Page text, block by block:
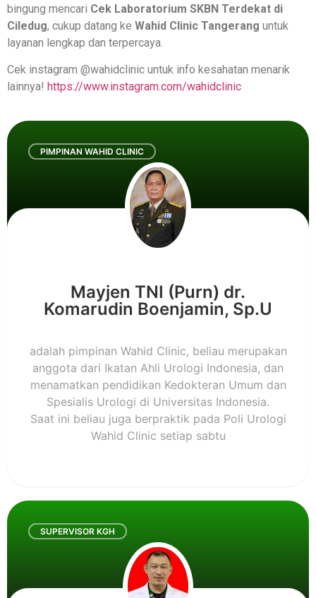
bingung mencari Cek Laboratorium SKBN Terdekat di
Ciledug, cukup datang ke Wahid Clinic Tangerang untuk
layanan lengkap dan terpercaya.
Cek instagram @wahidclinic untuk info kesahatan menarik
lainnya! https://www.instagram.com/wahidclinic
PIMPINAN WAHID CLINIC
Mayjen TNI (Purn) dr.
Komarudin Boenjamin, Sp.U
adalah pimpinan Wahid Clinic, beliau merupakan
anggota dari Ikatan Ahli Urologi Indonesia, dan
menamatkan pendidikan Kedokteran Umum dan
Spesialis Urologi di Universitas Indonesia.
Saat ini beliau juga berpraktik pada Poli Urologi
Wahid Clinic setiap sabtu
SUPERVISOR KGH